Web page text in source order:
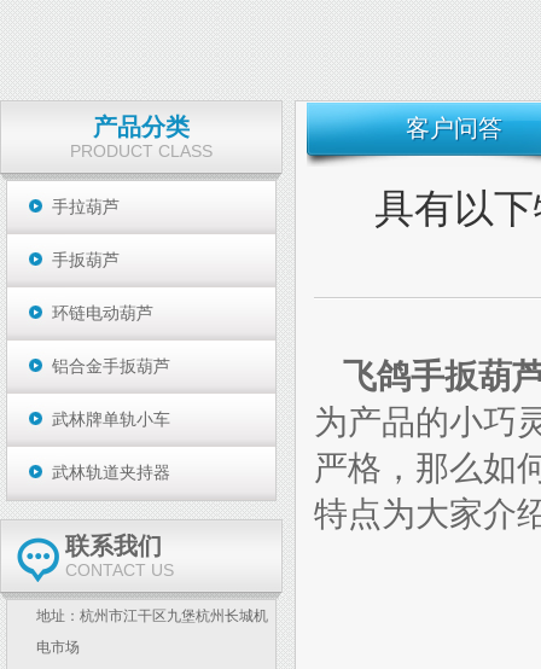
产品分类
PRODUCT CLASS
手拉葫芦
手扳葫芦
环链电动葫芦
铝合金手扳葫芦
武林牌单轨小车
武林轨道夹持器
联系我们
CONTACT US
地址：杭州市江干区九堡杭州长城机
电市场
客户问答
具有以
飞鸽手扳葫
为产品的小巧
严格，那么如
特点为大家介